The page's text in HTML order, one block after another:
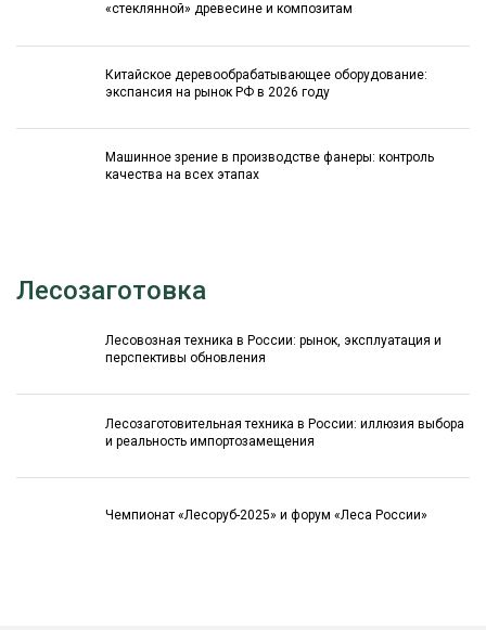
«стеклянной» древесине и композитам
Китайское деревообрабатывающее оборудование:
экспансия на рынок РФ в 2026 году
Машинное зрение в производстве фанеры: контроль
качества на всех этапах
Лесозаготовка
Лесовозная техника в России: рынок, эксплуатация и
перспективы обновления
Лесозаготовительная техника в России: иллюзия выбора
и реальность импортозамещения
Чемпионат «Лесоруб-2025» и форум «Леса России»